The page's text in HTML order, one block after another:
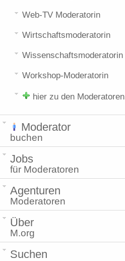
Web-TV Moderatorin
Wirtschaftsmoderatorin
Wissenschaftsmoderatorin
Workshop-Moderatorin
hier zu den Moderatoren
Moderator
buchen
Jobs
für Moderatoren
Agenturen
Moderatoren
Über
M.org
Suchen